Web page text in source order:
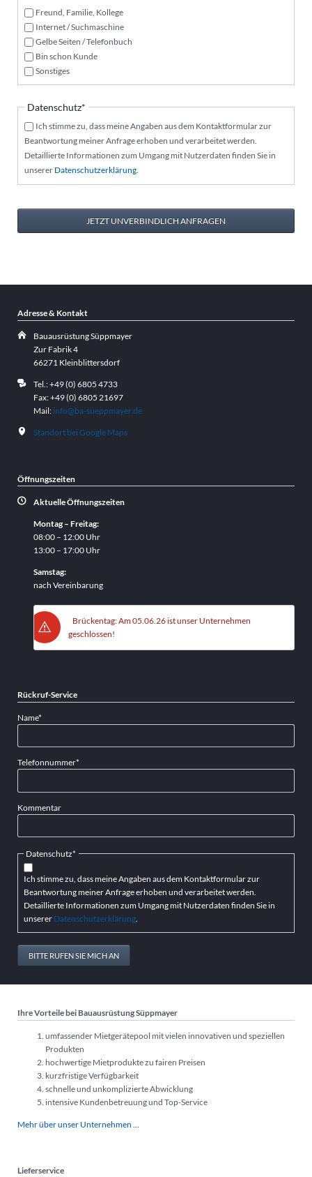
Freund, Familie, Kollege
Internet / Suchmaschine
Gelbe Seiten / Telefonbuch
Bin schon Kunde
Sonstiges
Pflichtfeld
Datenschutz*
Ich stimme zu, dass meine Angaben aus dem Kontaktformular zur
Beantwortung meiner Anfrage erhoben und verarbeitet werden.
Detaillierte Informationen zum Umgang mit Nutzerdaten finden Sie in
unserer Datenschutzerklärung.
JETZT UNVERBINDLICH ANFRAGEN
Adresse & Kontakt
Bauausrüstung Süppmayer
Zur Fabrik 4
66271 Kleinblittersdorf
Tel.: +49 (0) 6805 4733
Fax: +49 (0) 6805 21697
Mail: info@ba-sueppmayer.de
Standort bei Google Maps
Öffnungszeiten
Aktuelle Öffnungszeiten
Montag – Freitag:
08:00 – 12:00 Uhr
13:00 – 17:00 Uhr
Samstag:
nach Vereinbarung
Brückentag: Am 05.06.26 ist unser Unternehmen
geschlossen!
Rückruf-Service
Pflichtfeld
Name*
Pflichtfeld
Telefonnummer*
Kommentar
Pflichtfeld
Datenschutz*
Ich stimme zu, dass meine Angaben aus dem Kontaktformular zur
Beantwortung meiner Anfrage erhoben und verarbeitet werden.
Detaillierte Informationen zum Umgang mit Nutzerdaten finden Sie in
unserer Datenschutzerklärung.
BITTE RUFEN SIE MICH AN
Ihre Vorteile bei Bauausrüstung Süppmayer
umfassender Mietgerätepool mit vielen innovativen und speziellen
Produkten
hochwertige Mietprodukte zu fairen Preisen
kurzfristige Verfügbarkeit
schnelle und unkomplizierte Abwicklung
intensive Kundenbetreuung und Top-Service
Mehr über unser Unternehmen …
Lieferservice